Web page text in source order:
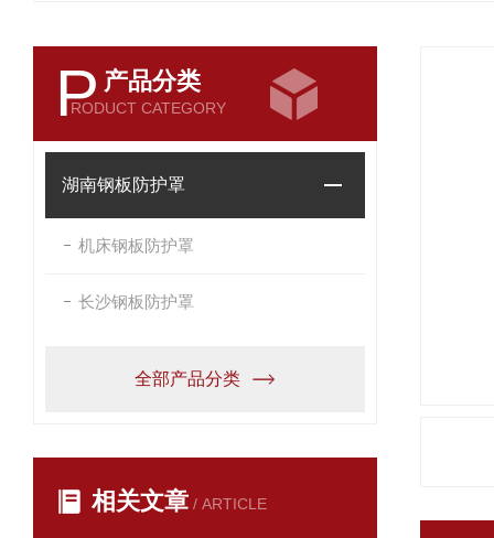
P 产品分类
RODUCT CATEGORY
湖南钢板防护罩
机床钢板防护罩
长沙钢板防护罩
全部产品分类
相关文章 / ARTICLE